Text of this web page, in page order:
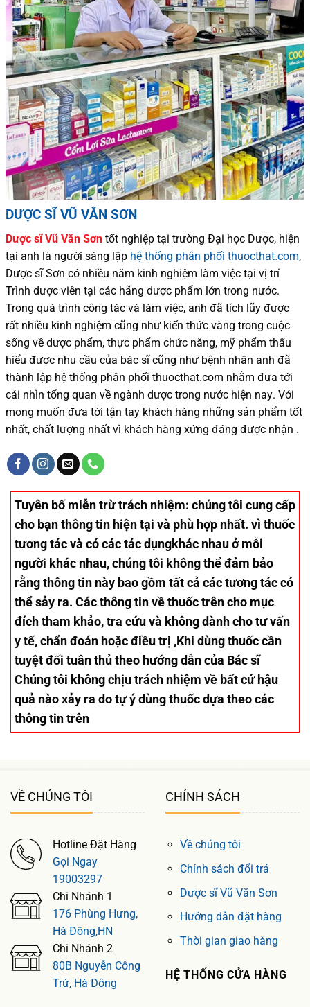
DƯỢC SĨ VŨ VĂN SƠN
Dược sĩVũ Văn Sơn tốt nghiệp tại trường Đại học Dược, hiện
tại anh là người sáng lập hệ thống phân phối thuocthat.com,
Dược sĩSơn có nhiều năm kinh nghiệm làm việc tại vị trí
Trình dược viên tại các hãng dược phẩm lớn trong nước.
Trong quá trình công tác và làm việc, anh đã tích lũy được
rất nhiều kinh nghiệm cũng như kiến thức vàng trong cuộc
sống về dược phẩm, thực phẩm chức năng, mỹ phẩm thấu
hiểu được nhu cầu của bác sĩcũng như bệnh nhân anh đã
thành lập hệ thống phân phối thuocthat.com nhằm đưa tới
cái nhìn tổng quan về ngành dược trong nước hiện nay. Với
mong muốn đưa tới tận tay khách hàng những sản phẩm tốt
nhất, chất lượng nhất vì khách hàng xứng đáng được nhận .
Tuyên bố miễn trừ trách nhiệm: chúng tôi cung cấp
cho bạn thông tin hiện tại và phù hợp nhất. vì thuốc
tương tác và có các tác dụngkhác nhau ở mỗi
người khác nhau, chúng tôi không thể đảm bảo
rằng thông tin này bao gồm tất cả các tương tác có
thể sảy ra. Các thông tin về thuốc trên cho mục
đích tham khảo, tra cứu và không dành cho tư vấn
y tế, chẩn đoán hoặc điều trị ,Khi dùng thuốc cần
tuyệt đối tuân thủ theo hướng dẫn của Bác sĩ
Chúng tôi không chịu trách nhiệm về bất cứ hậu
quả nào xảy ra do tự ý dùng thuốc dựa theo các
thông tin trên
VỀ CHÚNG TÔI
Hotline Đặt Hàng
Gọi Ngay
19003297
Chi Nhánh 1
176 Phùng Hưng,
Hà Đông,HN
Chi Nhánh 2
80B Nguyễn Công
Trứ, Hà Đông
CHÍNH SÁCH
Về chúng tôi
Chính sách đổi trả
Dược sĩ Vũ Văn Sơn
Hướng dẫn đặt hàng
Thời gian giao hàng
HỆ THỐNG CỬA HÀNG